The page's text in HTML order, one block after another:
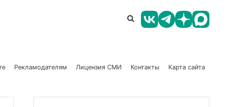
Рекламодателям Лицензия СМИ Контакты Карта сайта